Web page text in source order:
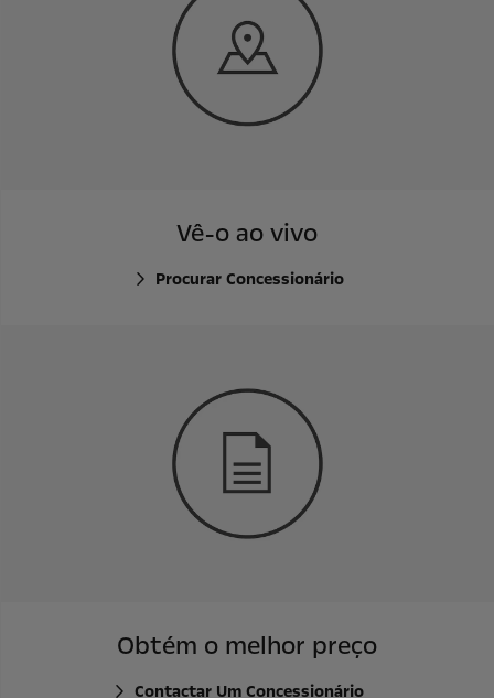
Vê-o ao vivo
Procurar Concessionário
Obtém o melhor preço
Contactar Um Concessionário